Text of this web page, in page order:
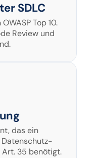
SDLC
Top 10.
Review und
das ein
35 benötigt.